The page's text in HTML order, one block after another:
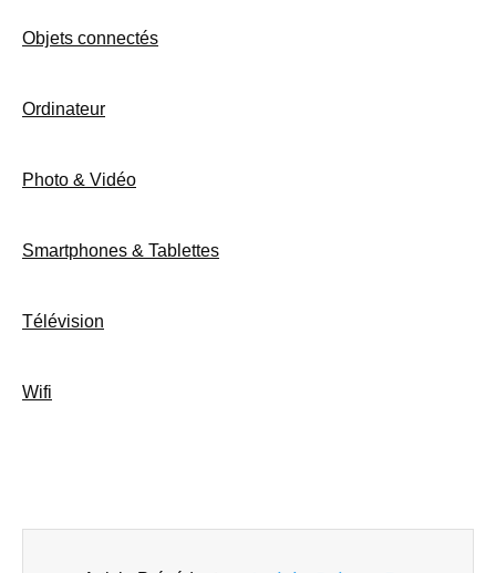
Objets connectés
Ordinateur
Photo & Vidéo
Smartphones & Tablettes
Télévision
Wifi